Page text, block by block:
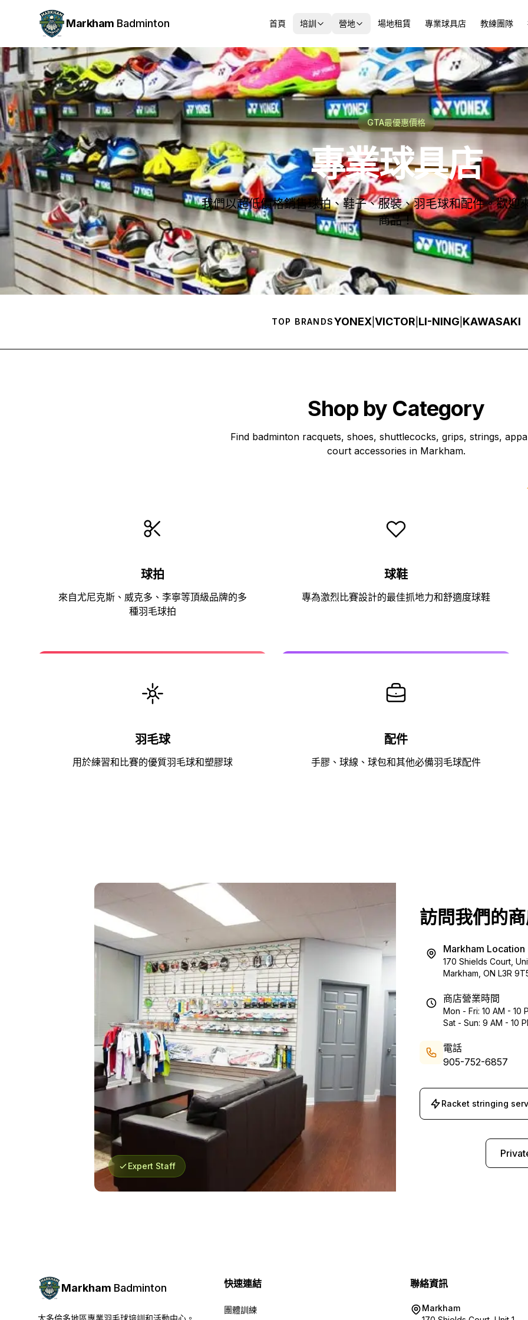
Markham Badminton 首頁 培訓 營地 場地租賃 專業球具店 教練團隊
GTA最優惠價格
專業球具店
我們以超低價格銷售球拍、鞋子、服裝、羽毛球和配件。歡迎
商品！
TOP BRANDSYONEX| VICTOR LI-NING KAWASAKI
Shop by Category
Find badminton racquets, shoes, shuttlecocks, grips, strings,
court accessories in Markham.
球拍
來自尤尼克斯、威克多、李寧等頂級品牌的多
種羽毛球拍
球鞋
專為激烈比賽設計的最佳抓地力和舒適度球鞋
羽毛球
用於練習和比賽的優質羽毛球和塑膠球
配件
手膠、球線、球包和其他必備羽毛球配件
Expert Staff
訪問我們的
Markham Location
170 Shields Court,
Markham, ON L3R
商店營業時間
Mon - Fri: 10 AM - 10
Sat - Sun: 9 AM - 10
電話
905-752-6857
Racket stringing
Markham Badminton
大多倫多地區專業羽毛球培訓和活動中心。
快速連結
團體訓練
聯絡資訊
Markham